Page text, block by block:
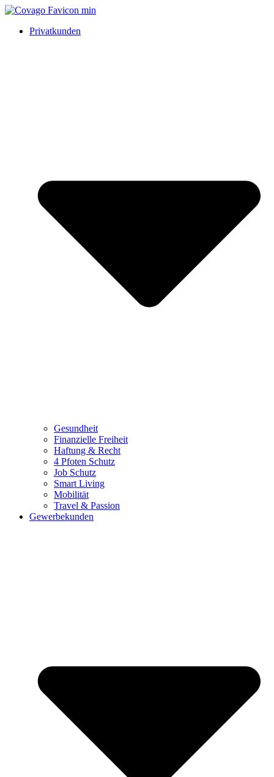
Privatkunden
Gesundheit
Finanzielle Freiheit
Haftung & Recht
4 Pfoten Schutz
Job Schutz
Smart Living
Mobilität
Travel & Passion
Gewerbekunden